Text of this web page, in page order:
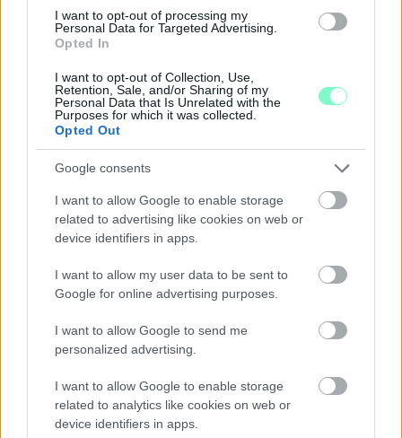
I want to opt-out of processing my
Personal Data for Targeted Advertising.
Opted In
I want to opt-out of Collection, Use,
Retention, Sale, and/or Sharing of my
Personal Data that Is Unrelated with the
Purposes for which it was collected.
Opted Out
Google consents
I want to allow Google to enable storage
related to advertising like cookies on web or
device identifiers in apps.
I want to allow my user data to be sent to
Google for online advertising purposes.
I want to allow Google to send me
personalized advertising.
I want to allow Google to enable storage
related to analytics like cookies on web or
device identifiers in apps.
ÖRÖMHÍR: TÍZ ÉVE NEM VOLT ILYEN ALACSONY AZ
INFLÁCIÓ MAGYARORSZÁGON
Júliusban mindössze 1,2 százalékkal emelkedtek éves
összevetésben a fogyasztói árak, miközben az élelmiszerek ára
már csökkent.
Szólj hozzá!